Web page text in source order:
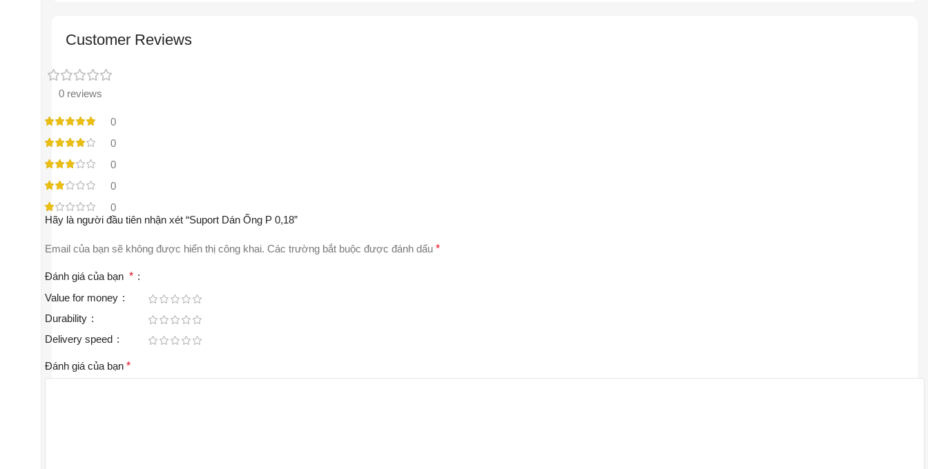
Customer Reviews
0 reviews
0
0
0
0
0
Hãy là người đầu tiên nhận xét “Suport Dán Ống P 0,18”
Email của bạn sẽ không được hiển thị công khai. Các trường bắt buộc được đánh dấu *
Đánh giá của bạn *
Value for money
Durability
Delivery speed
Đánh giá của bạn *